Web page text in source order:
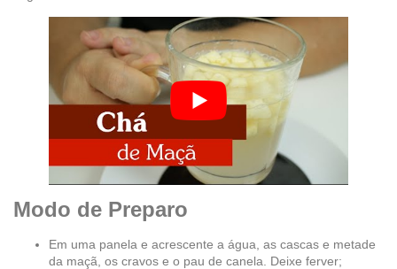
Modo de Preparo
Em uma panela e acrescente a água, as cascas e metade
da maçã, os cravos e o pau de canela. Deixe ferver;